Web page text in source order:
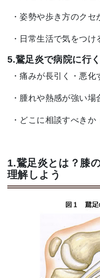
・姿勢や歩き方のクセ
・日常生活で気をつけ
5.鵞足炎で病院に行
・痛みが長引く・悪化
・腫れや熱感が強い場
・どこに相談すべきか
1.鵞足炎とは？膝
理解しよう